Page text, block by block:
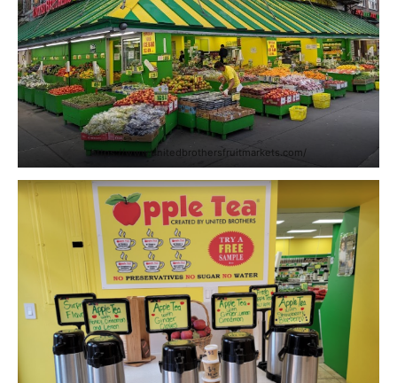
https://www.unitedbrothersfruitmarkets.com/